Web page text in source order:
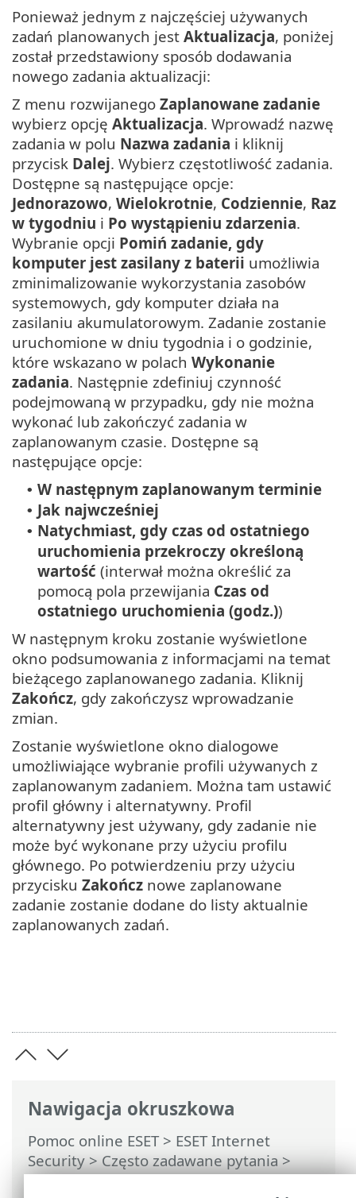
Nawigacja okruszkowa
Pomoc online ESET> ESET Internet
Security>Często zadawane pytania>
Tworzenie nowego zadania w
Ponieważ jednym z najczęściej używanych
zadań planowanych jest Aktualizacja, poniżej
został przedstawiony sposób dodawania
nowego zadania aktualizacji:
Z menu rozwijanego Zaplanowane zadanie
wybierz opcję Aktualizacja. Wprowadź nazwę
zadania w polu Nazwa zadania i kliknij
przycisk Dalej. Wybierz częstotliwość zadania.
Dostępne są następujące opcje:
Jednorazowo, Wielokrotnie, Codziennie, Raz
w tygodniu i Po wystąpieniu zdarzenia.
Wybranie opcji Pomiń zadanie, gdy
komputer jest zasilany z baterii umożliwia
zminimalizowanie wykorzystania zasobów
systemowych, gdy komputer działa na
zasilaniu akumulatorowym. Zadanie zostanie
uruchomione w dniu tygodnia i o godzinie,
które wskazano w polach Wykonanie
zadania. Następnie zdefiniuj czynność
podejmowaną w przypadku, gdy nie można
wykonać lub zakończyć zadania w
zaplanowanym czasie. Dostępne są
następujące opcje:
• W następnym zaplanowanym terminie
• Jak najwcześniej
• Natychmiast, gdy czas od ostatniego
uruchomienia przekroczy określoną
wartość (interwał można określić za
pomocą pola przewijania Czas od
ostatniego uruchomienia (godz.))
W następnym kroku zostanie wyświetlone
okno podsumowania z informacjami na temat
bieżącego zaplanowanego zadania. Kliknij
Zakończ, gdy zakończysz wprowadzanie
zmian.
Zostanie wyświetlone okno dialogowe
umożliwiające wybranie profili używanych z
zaplanowanym zadaniem. Można tam ustawić
profil główny i alternatywny. Profil
alternatywny jest używany, gdy zadanie nie
może być wykonane przy użyciu profilu
głównego. Po potwierdzeniu przy użyciu
przycisku Zakończ nowe zaplanowane
zadanie zostanie dodane do listy aktualnie
zaplanowanych zadań.